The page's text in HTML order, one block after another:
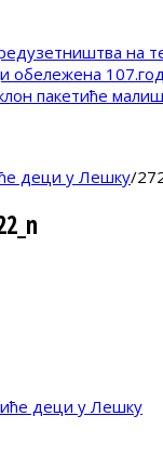
на
обележена
пакетиће
деци у Лешку/
деци у Лешку